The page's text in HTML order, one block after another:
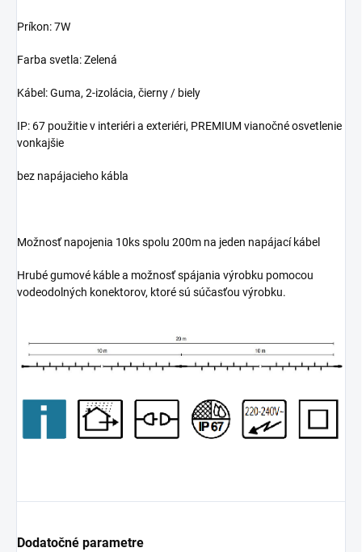
Príkon: 7W
Farba svetla: Zelená
Kábel: Guma, 2-izolácia, čierny / biely
IP: 67 použitie v interiéri a exteriéri, PREMIUM vianočné osvetlenie
vonkajšie
bez napájacieho kábla
Možnosť napojenia 10ks spolu 200m na jeden napájací kábel
Hrubé gumové káble a možnosť spájania výrobku pomocou
vodeodolných konektorov, ktoré sú súčasťou výrobku.
Dodatočné parametre